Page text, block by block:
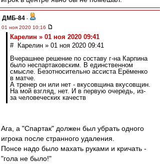
ДМБ-84 -
01 ноя 2020 10:16
Карелин » 01 ноя 2020 09:41
# Карелин » 01 ноя 2020 09:41
Вчерашнее решение по составу г-на Карпина
было неспартаковским. В единственном
смысле. Безотносительно ассиста Ерёменко
в матче.
А тренер он или нет - вкусовщина вкусовщин.
На мой взгляд, нет. И в первую очередь, из-
за человеческих качеств
Ага, а "Спартак" должен был убрать одного
игрока после странного удаления.
Понсе надо было махать руками и кричать -
"гола не было!"